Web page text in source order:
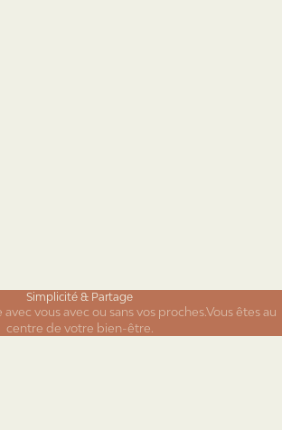
Simplicité & Partage
vous avec ou sans vos proches.Vous êtes au
centre de votre bien-être.